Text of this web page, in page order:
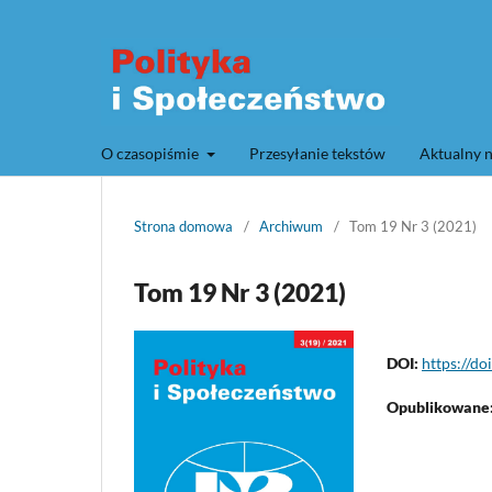
O czasopiśmie Przesyłanie tekstów Aktualny
Strona domowa / Archiwum / Tom 19 Nr 3 (2021)
Tom 19 Nr 3 (2021)
DOI: https://